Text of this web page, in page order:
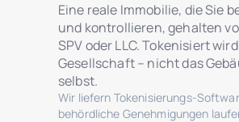
Eine reale Immobilie, die Sie
und kontrollieren, gehalten
SPV oder LLC. Tokenisiert
Gesellschaft – nicht das
selbst.
Wir liefern Tokenisierungs-
behördliche Genehmigungen